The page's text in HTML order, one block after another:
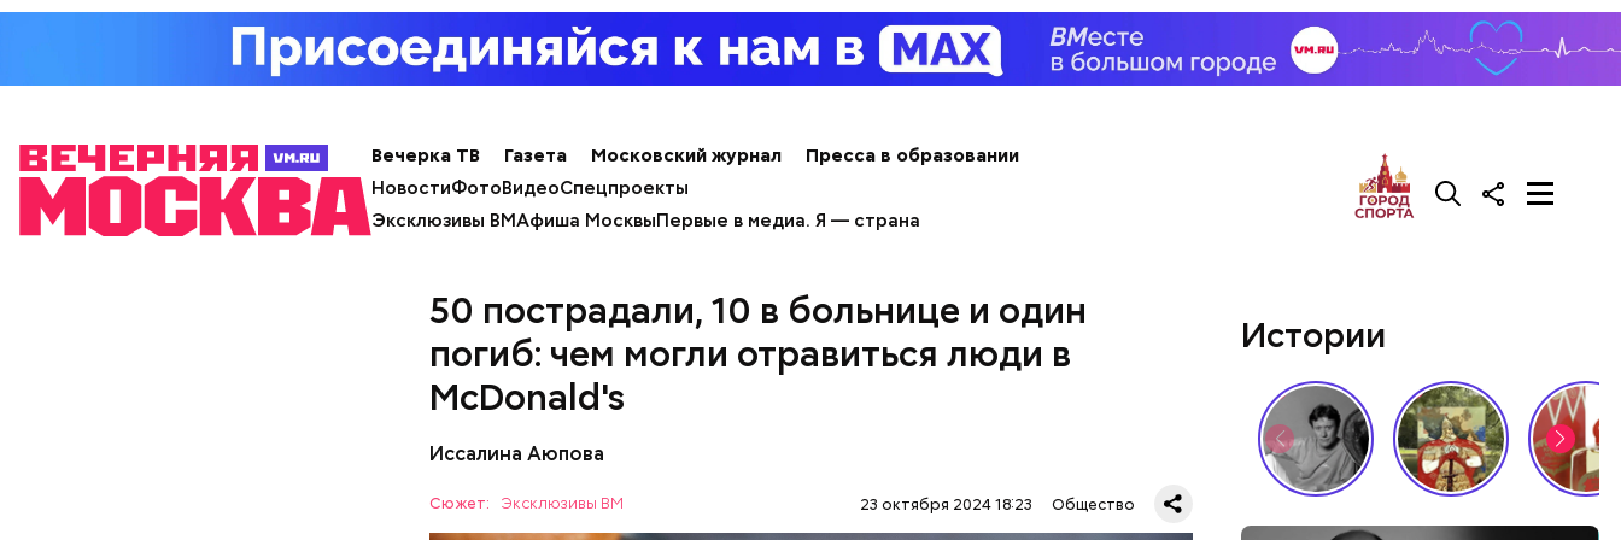
Вечерка ТВ Газета Московский журнал
Пресса в образовании
НовостиФотоВидеоСпецпроекты
Эксклюзивы ВМАфиша МосквыПервые в медиа. Я — страна
50 пострадали, 10 в больнице и один
погиб: чем могли отравиться люди в
McDonald's
Иссалина Аюпова
Сюжет: Эксклюзивы ВМ 23 октября 2024 18:23 Общество
с сахарным диабетом;
лишним весом.
Истории